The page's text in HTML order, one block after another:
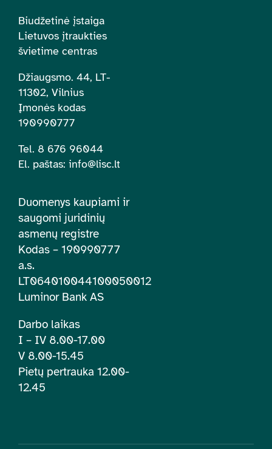
Biudžetinė įstaiga
Lietuvos įtraukties
švietime centras
Džiaugsmo. 44, LT-
11302, Vilnius
Įmonės kodas
190990777
Tel. 8 676 96044
El. paštas: info@lisc.lt
Duomenys kaupiami ir
saugomi juridinių
asmenų registre
Kodas – 190990777
a.s.
LT064010044100050012
Luminor Bank AS
Darbo laikas
I – IV 8.00-17.00
V 8.00-15.45
Pietų pertrauka 12.00-
12.45